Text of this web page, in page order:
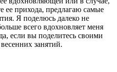
ее прихода, предлагаю самые
Я поделюсь далеко не
всего вдохновляет меня
если вы поделитесь своими
занятий.